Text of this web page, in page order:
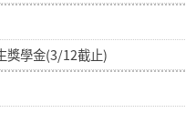
獎學金(3/12截止)